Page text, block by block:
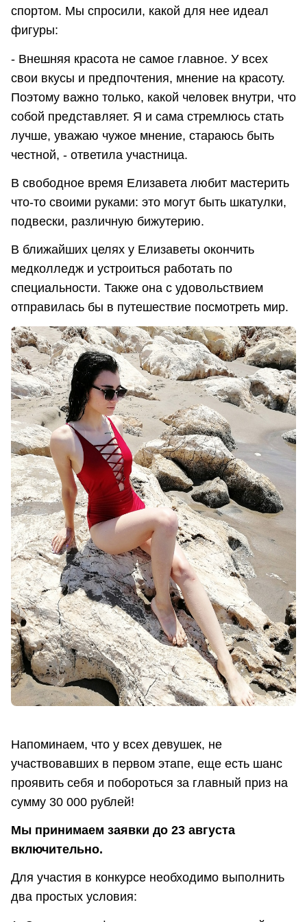
спортом. Мы спросили, какой для нее идеал
фигуры:
- Внешняя красота не самое главное. У всех
свои вкусы и предпочтения, мнение на красоту.
Поэтому важно только, какой человек внутри, что
собой представляет. Я и сама стремлюсь стать
лучше, уважаю чужое мнение, стараюсь быть
честной, - ответила участница.
В свободное время Елизавета любит мастерить
что-то своими руками: это могут быть шкатулки,
подвески, различную бижутерию.
В ближайших целях у Елизаветы окончить
медколледж и устроиться работать по
специальности. Также она с удовольствием
отправилась бы в путешествие посмотреть мир.
Напоминаем, что у всех девушек, не
участвовавших в первом этапе, еще есть шанс
проявить себя и побороться за главный приз на
сумму 30 000 рублей!
Мы принимаем заявки до 23 августа
включительно.
Для участия в конкурсе необходимо выполнить
два простых условия: